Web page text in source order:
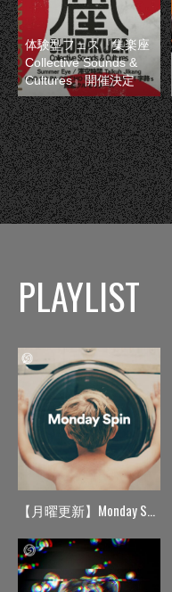
体験型フェス『集楽座
Collective Sounds &
Cultures』開催決定
PLAYLIST
【月曜更新】Monday Spin